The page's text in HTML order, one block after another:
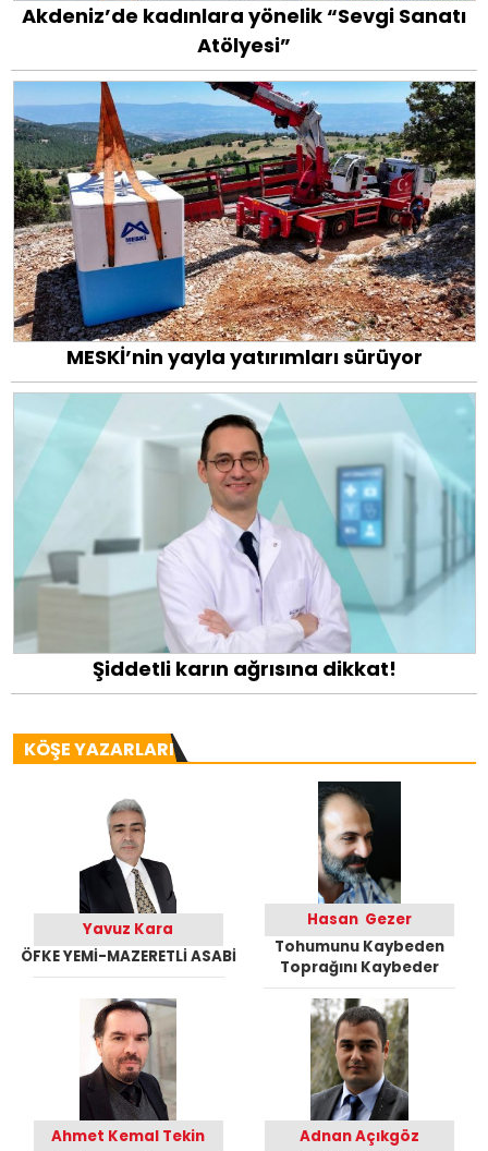
Akdeniz’de kadınlara yönelik “Sevgi Sanatı
Atölyesi”
MESKİ’nin yayla yatırımları sürüyor
Şiddetli karın ağrısına dikkat!
KÖŞE YAZARLARI
Yavuz Kara
ÖFKE YEMİ-MAZERETLİ ASABİ
Hasan Gezer
Tohumunu Kaybeden
Toprağını Kaybeder
Ahmet Kemal Tekin
Adnan Açıkgöz